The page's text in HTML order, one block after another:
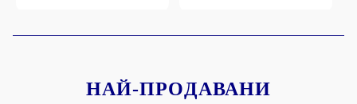
НАЙ-ПРОДАВАНИ